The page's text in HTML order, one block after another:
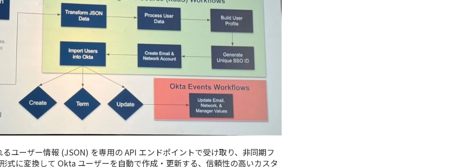
ユーザー情報 (JSON) を専用の API エンドポイントで受け取り、非同期フ
式に変換して Okta ユーザーを自動で作成・更新する、信頼性の高いカスタ